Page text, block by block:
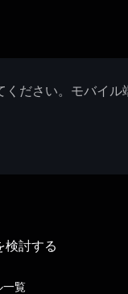
ださい。モバイル
検討する
一覧